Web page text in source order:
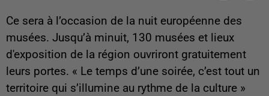
Ce sera à l’occasion de la nuit européenne des
musées. Jusqu’à minuit, 130 musées et lieux
d'exposition de la région ouvriront gratuitement
leurs portes. « Le temps d’une soirée, c’est tout un
territoire qui s’illumine au rythme de la culture »